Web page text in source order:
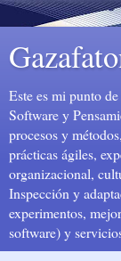
Este es mi punto
Software y
procesos y
prácticas ágiles,
organizacional,
Inspección y
experimentos,
software) y